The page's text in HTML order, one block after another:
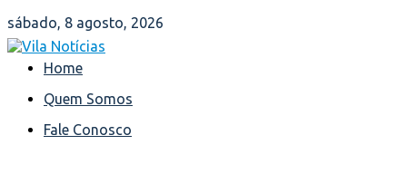
sábado, 8 agosto, 2026
Home
Quem Somos
Fale Conosco